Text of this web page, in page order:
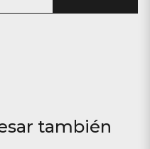
también